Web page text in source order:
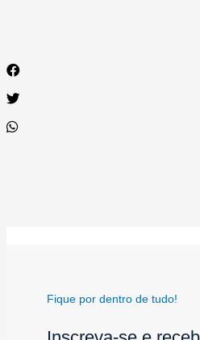
Fique por dentro de tudo!